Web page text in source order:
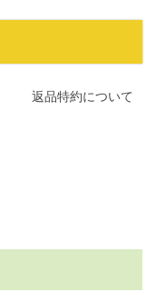
返品特約について